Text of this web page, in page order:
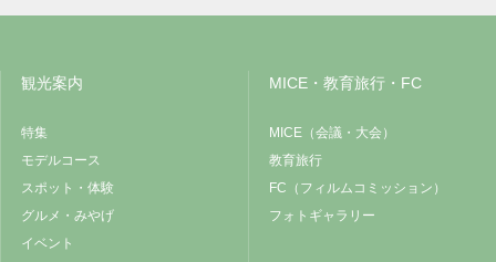
観光案内
特集
モデルコース
スポット・体験
グルメ・みやげ
イベント
MICE・教育旅行・FC
MICE（会議・大会）
教育旅行
FC（フィルムコミッション）
フォトギャラリー